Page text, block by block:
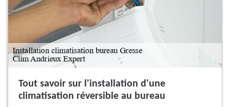
Tout savoir sur l'installation d'une
climatisation réversible au bureau